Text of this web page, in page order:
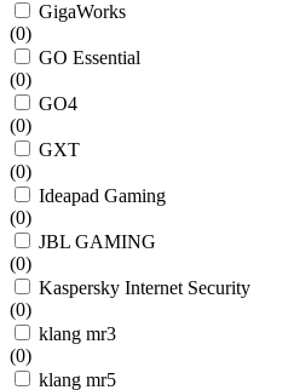
GigaWorks
(0)
GO Essential
(0)
GO4
(0)
GXT
(0)
Ideapad Gaming
(0)
JBL GAMING
(0)
Kaspersky Internet Security
(0)
klang mr3
(0)
klang mr5